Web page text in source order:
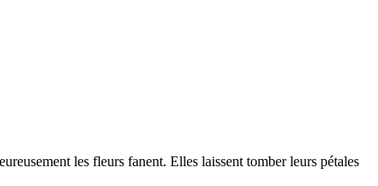
les fleurs fanent. Elles laissent tomber leurs pétales